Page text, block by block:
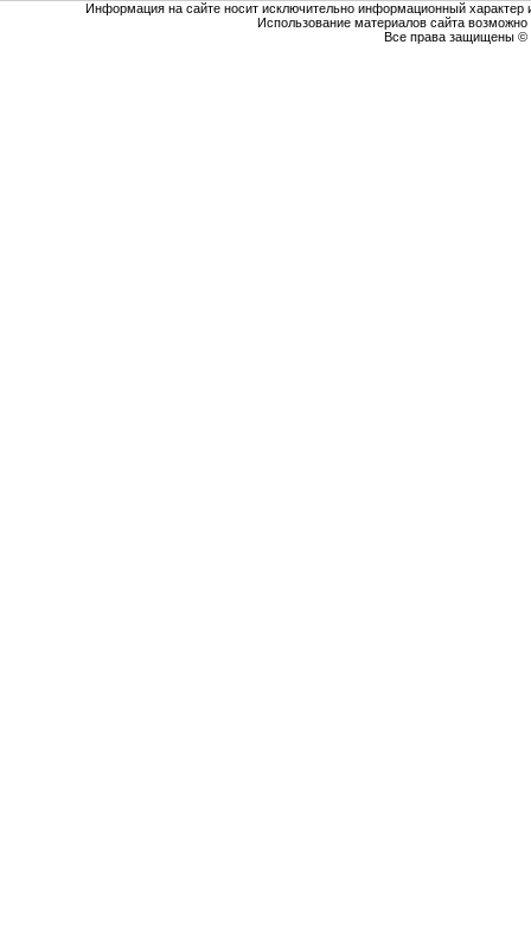
Информация на сайте носит исключительно информационный
Использование материалов сайта
Все права защищены ©